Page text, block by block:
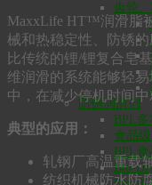
齿轮
防锈润滑剂
BPL
食品
BPL
Bio-
MaxxLife HT™润滑脂
械和热稳定性、防锈
比传统的锂/锂复合皂
维润滑的系统能够轻
中，在减少停机时间
典型的应用：
轧钢厂高温重载
纺织机械防水防